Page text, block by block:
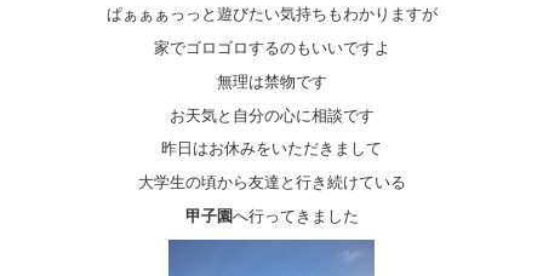
ぱぁぁぁっっと遊びたい気持ちもわかりますが
家でゴロゴロするのもいいですよ
無理は禁物です
お天気と自分の心に相談です
昨日はお休みをいただきまして
大学生の頃から友達と行き続けている
甲子園へ行ってきました